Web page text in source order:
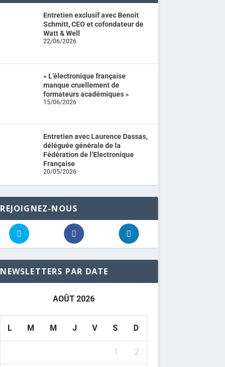
Entretien exclusif avec Benoit
Schmitt, CEO et cofondateur de
Watt & Well
22/06/2026
« L’électronique française
manque cruellement de
formateurs académiques »
15/06/2026
Entretien avec Laurence Dassas,
déléguée générale de la
Fédération de l’Electronique
Française
20/05/2026
REJOIGNEZ-NOUS
NEWSLETTERS PAR DATE
AOÛT 2026
L M M J V S D
1 2